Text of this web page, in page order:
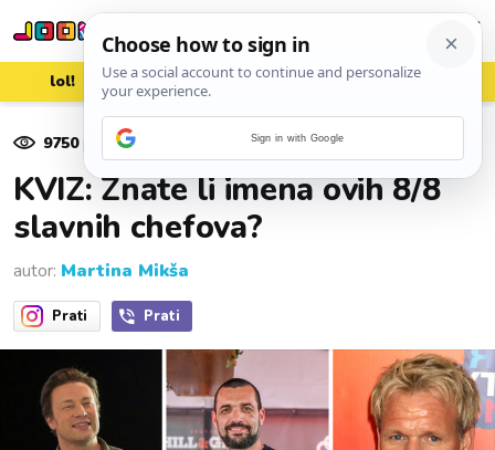
lol! aww vrh! woot?!
9750pregleda
KVIZ: Znate li imena ovih 8/8
slavnih chefova?
autor: Martina Mikša
Prati Prati
Sign in with Google